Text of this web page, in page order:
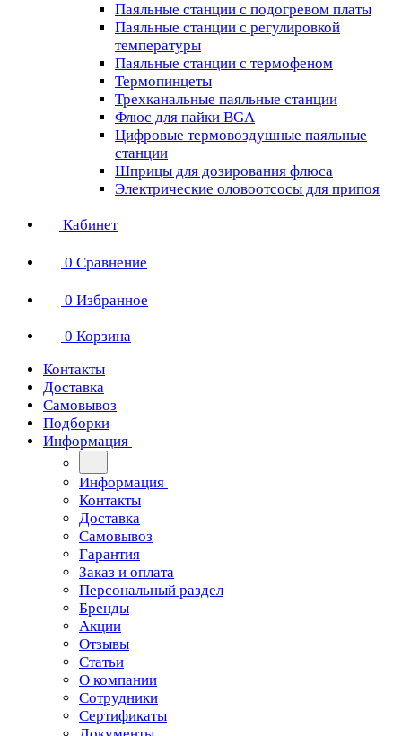
Паяльные станции с подогревом платы
Паяльные станции с регулировкой
температуры
Паяльные станции с термофеном
Термопинцеты
Трехканальные паяльные станции
Флюс для пайки BGA
Цифровые термовоздушные паяльные
станции
Шприцы для дозирования флюса
Электрические оловоотсосы для припоя
Кабинет
0 Сравнение
0 Избранное
0 Корзина
Контакты
Доставка
Самовывоз
Подборки
Информация
Информация
Контакты
Доставка
Самовывоз
Гарантия
Заказ и оплата
Персональный раздел
Бренды
Акции
Отзывы
Статьи
О компании
Сотрудники
Сертификаты